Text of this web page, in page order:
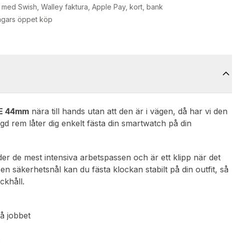
med Swish, Walley faktura, Apple Pay, kort, bank
öppet köp
44mm nära till hands utan att den är i vägen, då har vi den
rem låter dig enkelt fästa din smartwatch på din
de mest intensiva arbetspassen och är ett klipp när det
säkerhetsnål kan du fästa klockan stabilt på din outfit, så
jobbet